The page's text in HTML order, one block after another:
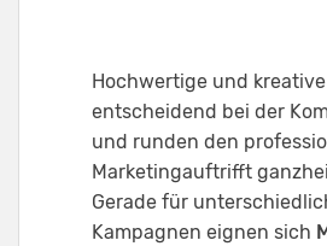
Hochwertige und
entscheidend bei der
und runden den
Marketingauftrifft
Gerade für
Kampagnen eignen sich